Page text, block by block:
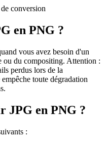
conversion
en PNG ?
vous avez besoin d'un
ou du compositing. Attention :
perdus lors de la
toute dégradation
JPG en PNG ?
: